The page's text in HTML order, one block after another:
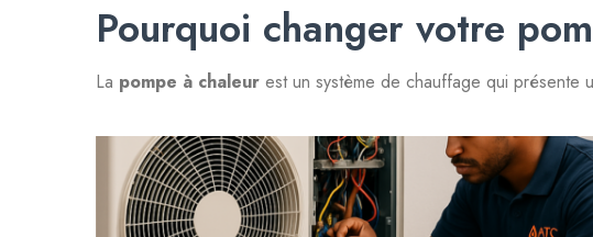
Pourquoi changer votre
La pompe à chaleur est un système de chauffage qui présente